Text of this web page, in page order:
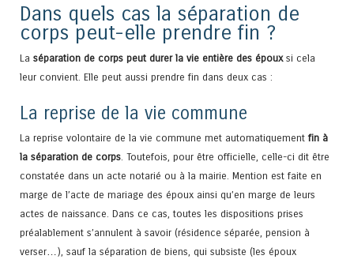
Dans quels cas la séparation de
corps peut-elle prendre fin ?
La séparation de corps peut durer la vie entière des épouxsi cela
leur convient. Elle peut aussi prendre fin dans deux cas :
La reprise de la vie commune
La reprise volontaire de la vie commune met automatiquementfin à
la séparation de corps . Toutefois, pour être officielle, celle-ci dit être
constatée dans un acte notarié ou à la mairie. Mention est faite en
marge de l’acte de mariage des époux ainsi qu’en marge de leurs
actes de naissance. Dans ce cas, toutes les dispositions prises
préalablement s’annulent à savoir (résidence séparée, pension à
verser…), sauf la séparation de biens, qui subsiste (les époux